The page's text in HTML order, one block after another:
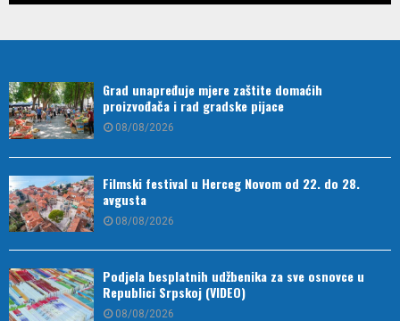
Grad unapređuje mjere zaštite domaćih
proizvođača i rad gradske pijace
08/08/2026
Filmski festival u Herceg Novom od 22. do 28.
avgusta
08/08/2026
Podjela besplatnih udžbenika za sve osnovce u
Republici Srpskoj (VIDEO)
08/08/2026